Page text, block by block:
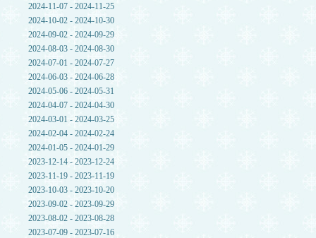
2024-11-07 - 2024-11-25
2024-10-02 - 2024-10-30
2024-09-02 - 2024-09-29
2024-08-03 - 2024-08-30
2024-07-01 - 2024-07-27
2024-06-03 - 2024-06-28
2024-05-06 - 2024-05-31
2024-04-07 - 2024-04-30
2024-03-01 - 2024-03-25
2024-02-04 - 2024-02-24
2024-01-05 - 2024-01-29
2023-12-14 - 2023-12-24
2023-11-19 - 2023-11-19
2023-10-03 - 2023-10-20
2023-09-02 - 2023-09-29
2023-08-02 - 2023-08-28
2023-07-09 - 2023-07-16